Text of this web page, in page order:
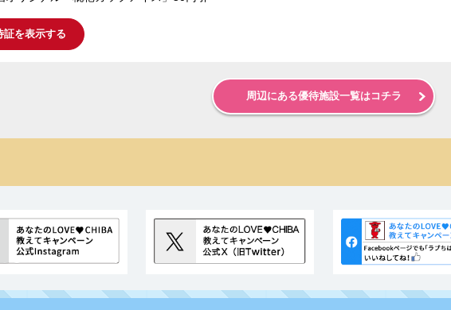
証を表示する
周辺にある優待施設一覧はコチラ